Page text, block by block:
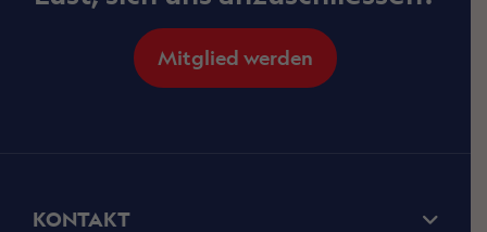
Mitglied werden
KONTAKT